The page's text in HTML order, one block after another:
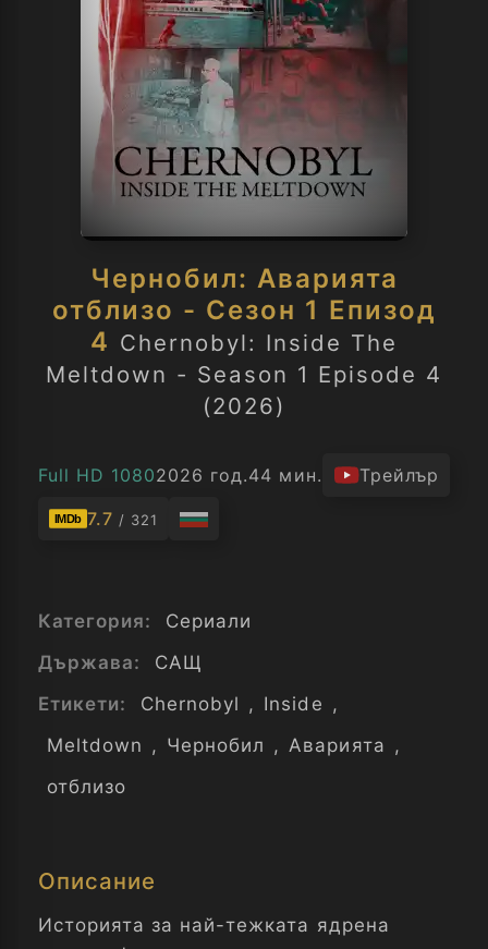
Чернобил: Аварията
отблизо - Сезон 1 Епизод
4 Chernobyl: Inside The
Meltdown - Season 1 Episode 4
(2026)
Full HD 10802026 год.44 мин. Трейлър
IMDb 7.7 / 321
Категория:
Сериали
Държава:
САЩ
Етикети:
Chernobyl , Inside ,
Meltdown , Чернобил , Аварията ,
отблизо
Описание
Историята за най-тежката ядрена